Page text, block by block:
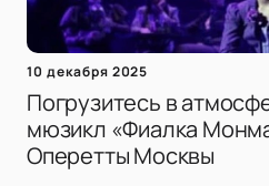
10 декабря 2025
Погрузитесь в
мюзикл «Фиалка
Оперетты Москвы